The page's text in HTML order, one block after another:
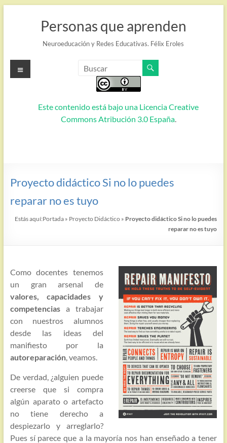
Personas que aprenden
Neuroeducación y Redes Educativas. Félix Eroles
Este contenido está bajo una Licencia Creative
Commons Atribución 3.0 España.
Menú
Proyecto didáctico Si no lo puedes
reparar no es tuyo
Estás aquí:Portada » Proyecto Didáctico » Proyecto didáctico Si no lo puedes
reparar no es tuyo
Como docentes tenemos
un gran arsenal de
valores, capacidades y
competenciasa trabajar
con nuestros alumnos
desde las ideas del
manifiesto por la
autoreparación, veamos.
De verdad, ¿alguien puede
creerse que si compra
algún aparato o artefacto
no tiene derecho a
despiezarlo y arreglarlo?
Pues sí parece que a la mayoría nos han enseñado a tener